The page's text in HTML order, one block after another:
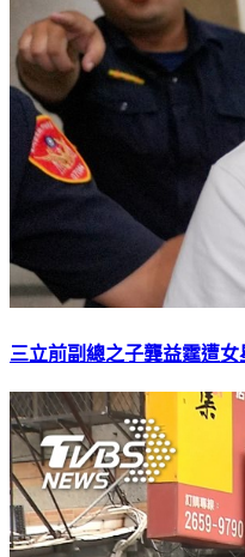
三立前副總之子龔益霆遭